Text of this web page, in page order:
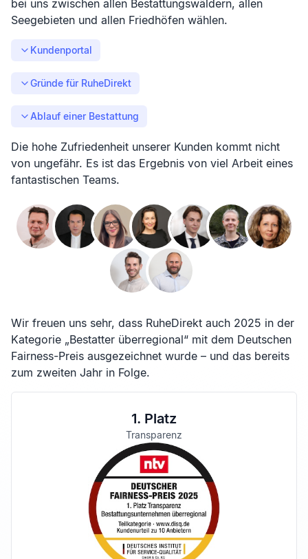
bei uns zwischen allen Bestattungswäldern, allen
Seegebieten und allen Friedhöfen wählen.
Kundenportal
Gründe für RuheDirekt
Ablauf einer Bestattung
Die hohe Zufriedenheit unserer Kunden kommt nicht
von ungefähr. Es ist das Ergebnis von viel Arbeit eines
fantastischen Teams.
Wir freuen uns sehr, dass RuheDirekt auch 2025 in der
Kategorie „Bestatter überregional“ mit dem Deutschen
Fairness-Preis ausgezeichnet wurde – und das bereits
zum zweiten Jahr in Folge.
1. Platz
Transparenz